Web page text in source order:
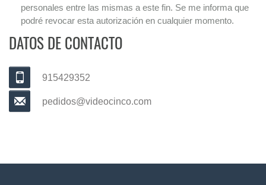
personales entre las mismas a este fin. Se me informa que
podré revocar esta autorización en cualquier momento.
DATOS DE CONTACTO
915429352
pedidos@videocinco.com